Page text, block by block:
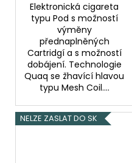
Elektronická cigareta
typu Pod s možností
výměny
přednaplněných
Cartridgí a s možností
dobájení. Technologie
Quaq se žhavící hlavou
typu Mesh Coil....
NELZE ZASLAT DO SK